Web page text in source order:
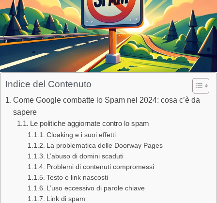
Indice del Contenuto
Come Google combatte lo Spam nel 2024: cosa c’è da
sapere
Le politiche aggiornate contro lo spam
Cloaking e i suoi effetti
La problematica delle Doorway Pages
L’abuso di domini scaduti
Problemi di contenuti compromessi
Testo e link nascosti
L’uso eccessivo di parole chiave
Link di spam